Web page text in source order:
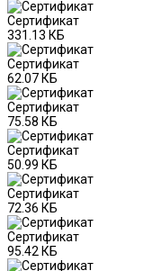
Сертификат
331.13 КБ
Сертификат
62.07 КБ
Сертификат
75.58 КБ
Сертификат
50.99 КБ
Сертификат
72.36 КБ
Сертификат
95.42 КБ